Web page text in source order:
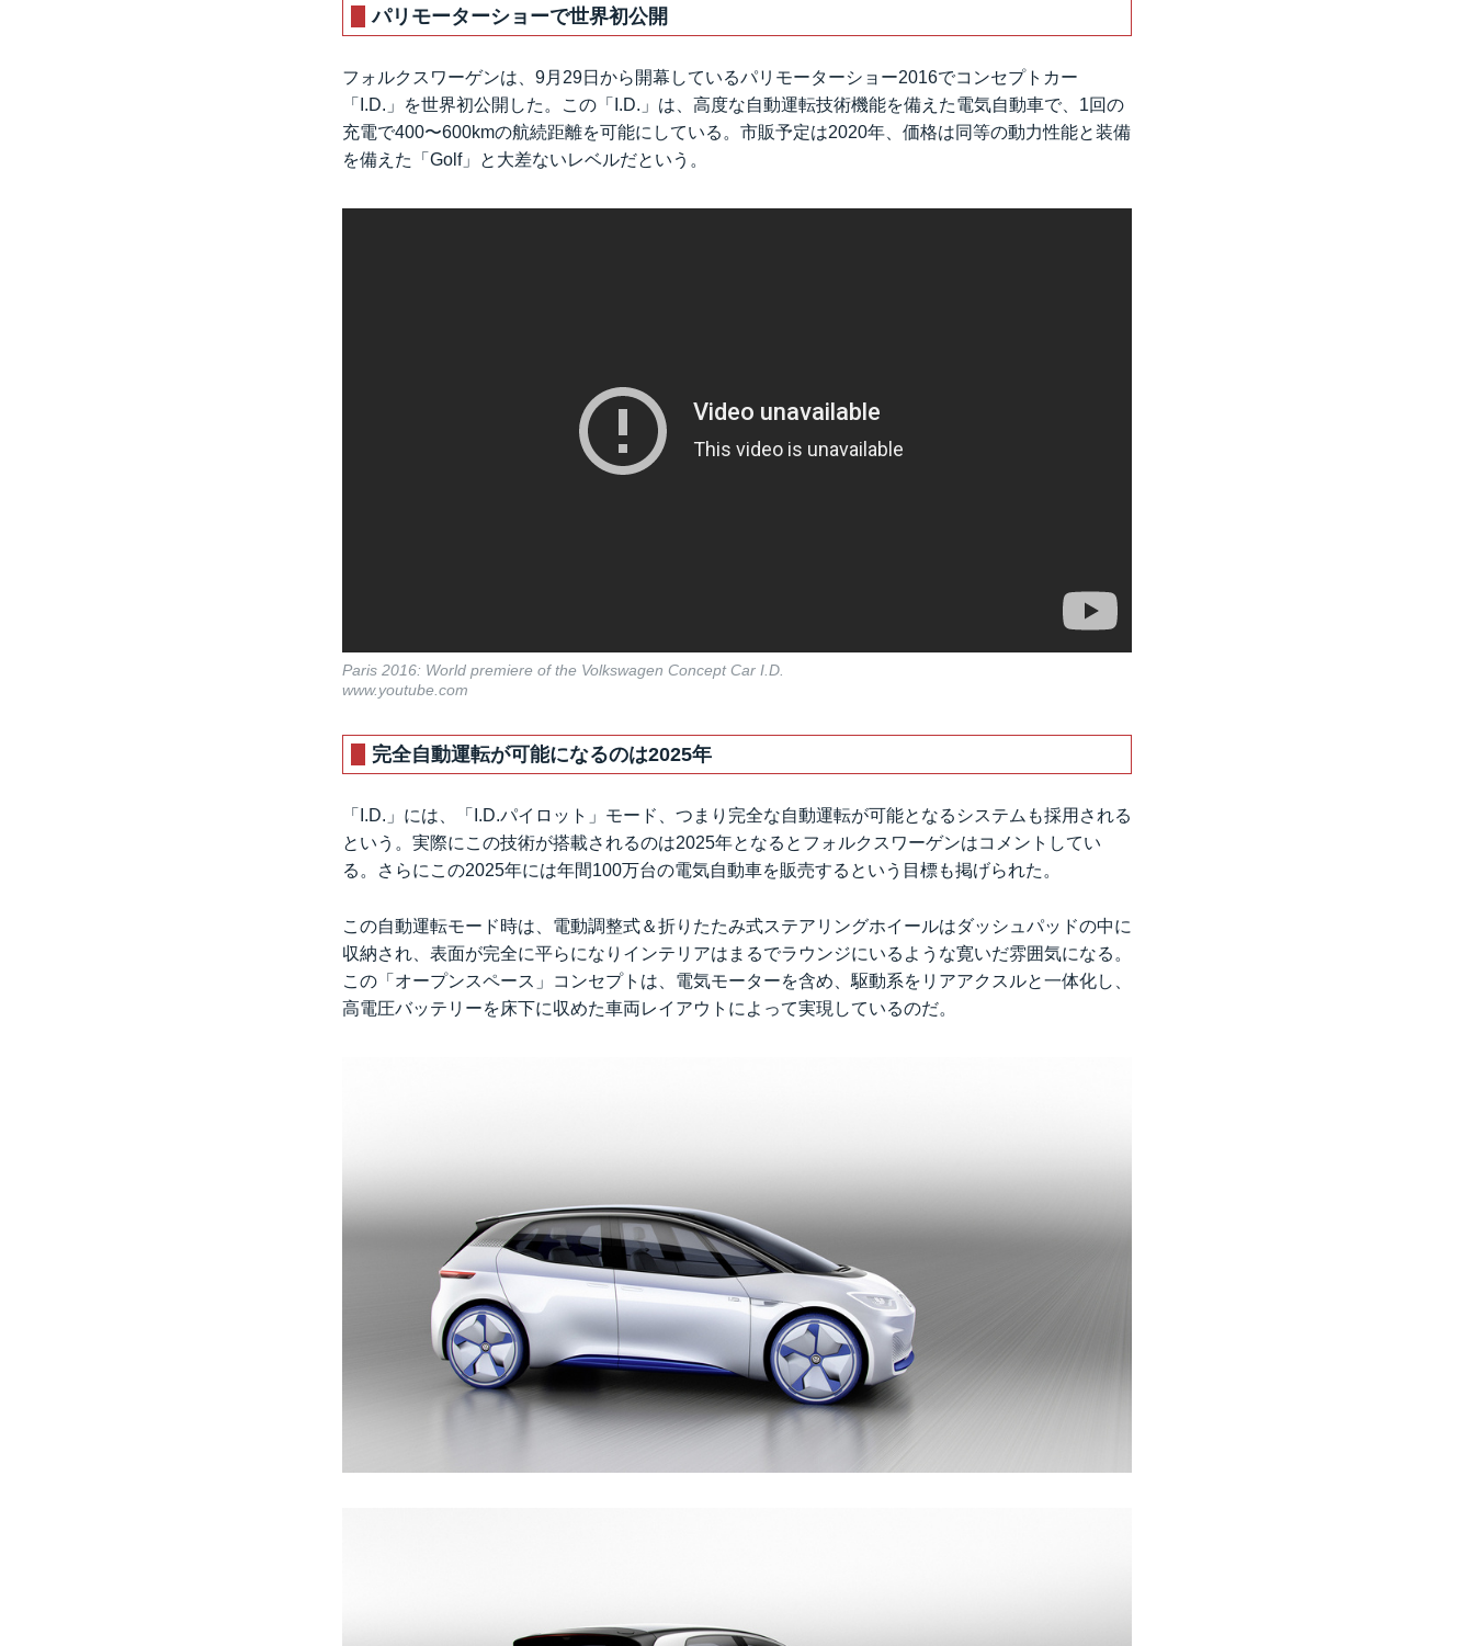
パリモーターショーで世界初公開
フォルクスワーゲンは、9月29日から開幕しているパリモーターショー2016でコンセプトカー
「I.D.」を世界初公開した。この「I.D.」は、高度な自動運転技術機能を備えた電気自動車で、1回の
充電で400〜600kmの航続距離を可能にしている。市販予定は2020年、価格は同等の動力性能と装備
を備えた「Golf」と大差ないレベルだという。
Paris 2016: World premiere of the Volkswagen Concept Car I.D.
www.youtube.com
完全自動運転が可能になるのは2025年
「I.D.」には、「I.D.パイロット」モード、つまり完全な自動運転が可能となるシステムも採用される
という。実際にこの技術が搭載されるのは2025年となるとフォルクスワーゲンはコメントしてい
る。さらにこの2025年には年間100万台の電気自動車を販売するという目標も掲げられた。
この自動運転モード時は、電動調整式＆折りたたみ式ステアリングホイールはダッシュパッドの中に
収納され、表面が完全に平らになりインテリアはまるでラウンジにいるような寛いだ雰囲気になる。
この「オープンスペース」コンセプトは、電気モーターを含め、駆動系をリアアクスルと一体化し、
高電圧バッテリーを床下に収めた車両レイアウトによって実現しているのだ。